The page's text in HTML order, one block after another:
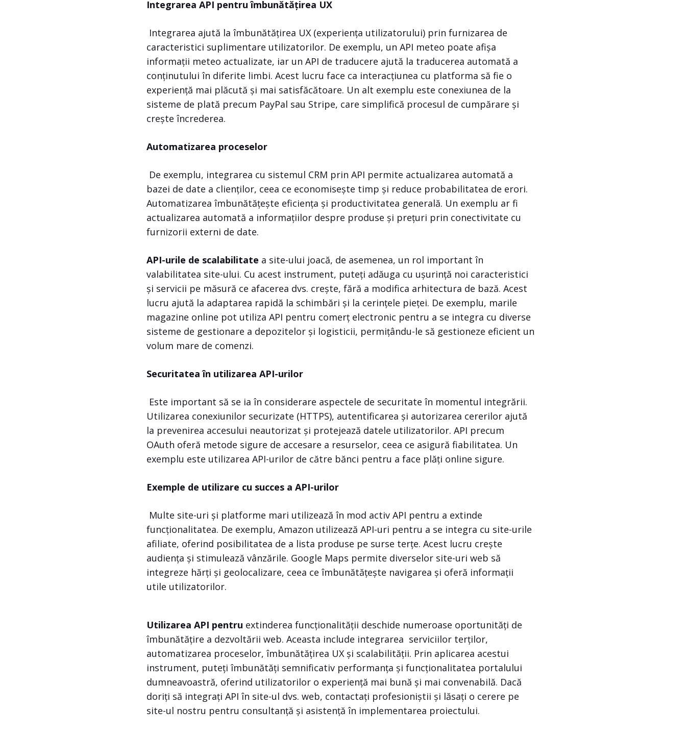
Integrarea API pentru îmbunătățirea UX
Integrarea ajută la îmbunătățirea UX (experiența utilizatorului) prin furnizarea de
caracteristici suplimentare utilizatorilor. De exemplu, un API meteo poate afișa
informații meteo actualizate, iar un API de traducere ajută la traducerea automată a
conținutului în diferite limbi. Acest lucru face ca interacțiunea cu platforma să fie o
experiență mai plăcută și mai satisfăcătoare. Un alt exemplu este conexiunea de la
sisteme de plată precum PayPal sau Stripe, care simplifică procesul de cumpărare și
crește încrederea.
Automatizarea proceselor
De exemplu, integrarea cu sistemul CRM prin API permite actualizarea automată a
bazei de date a clienților, ceea ce economisește timp și reduce probabilitatea de erori.
Automatizarea îmbunătățește eficiența și productivitatea generală. Un exemplu ar fi
actualizarea automată a informațiilor despre produse și prețuri prin conectivitate cu
furnizorii externi de date.
API-urile de scalabilitate a site-ului joacă, de asemenea, un rol important în
valabilitatea site-ului. Cu acest instrument, puteți adăuga cu ușurință noi caracteristici
și servicii pe măsură ce afacerea dvs. crește, fără a modifica arhitectura de bază. Acest
lucru ajută la adaptarea rapidă la schimbări și la cerințele pieței. De exemplu, marile
magazine online pot utiliza API pentru comerț electronic pentru a se integra cu diverse
sisteme de gestionare a depozitelor și logisticii, permițându-le să gestioneze eficient un
volum mare de comenzi.
Securitatea în utilizarea API-urilor
Este important să se ia în considerare aspectele de securitate în momentul integrării.
Utilizarea conexiunilor securizate (HTTPS), autentificarea și autorizarea cererilor ajută
la prevenirea accesului neautorizat și protejează datele utilizatorilor. API precum
OAuth oferă metode sigure de accesare a resurselor, ceea ce asigură fiabilitatea. Un
exemplu este utilizarea API-urilor de către bănci pentru a face plăți online sigure.
Exemple de utilizare cu succes a API-urilor
Multe site-uri și platforme mari utilizează în mod activ API pentru a extinde
funcționalitatea. De exemplu, Amazon utilizează API-uri pentru a se integra cu site-urile
afiliate, oferind posibilitatea de a lista produse pe surse terțe. Acest lucru crește
audiența și stimulează vânzările. Google Maps permite diverselor site-uri web să
integreze hărți și geolocalizare, ceea ce îmbunătățește navigarea și oferă informații
utile utilizatorilor.
Utilizarea API pentru extinderea funcționalității deschide numeroase oportunități de
îmbunătățire a dezvoltării web. Aceasta include integrarea serviciilor terților,
automatizarea proceselor, îmbunătățirea UX și scalabilității. Prin aplicarea acestui
instrument, puteți îmbunătăți semnificativ performanța și funcționalitatea portalului
dumneavoastră, oferind utilizatorilor o experiență mai bună și mai convenabilă. Dacă
doriți să integrați API în site-ul dvs. web, contactați profesioniștii și lăsați o cerere pe
site-ul nostru pentru consultanță și asistență în implementarea proiectului.